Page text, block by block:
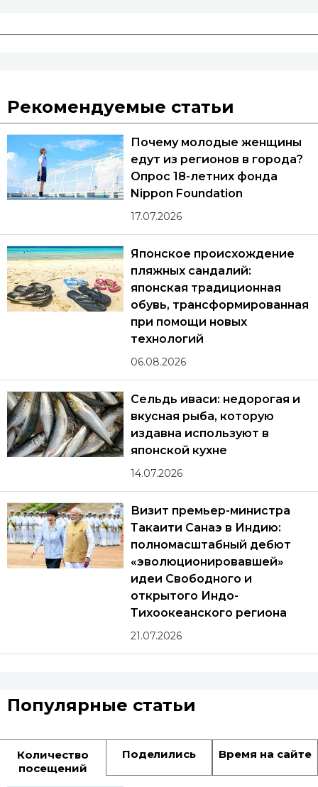
Рекомендуемые статьи
Почему молодые женщины
едут из регионов в города?
Опрос 18-летних фонда
Nippon Foundation
17.07.2026
Японское происхождение
пляжных сандалий:
японская традиционная
обувь, трансформированная
при помощи новых
технологий
06.08.2026
Сельдь иваси: недорогая и
вкусная рыба, которую
издавна используют в
японской кухне
14.07.2026
Визит премьер-министра
Такаити Санаэ в Индию:
полномасштабный дебют
«эволюционировавшей»
идеи Свободного и
открытого Индо-
Тихоокеанского региона
21.07.2026
Популярные статьи
Количество
посещений
Поделились Время на сайте